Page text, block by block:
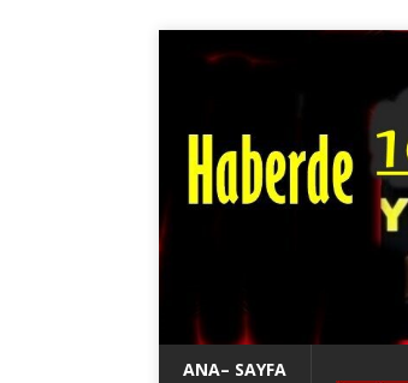
ANA– SAYFA